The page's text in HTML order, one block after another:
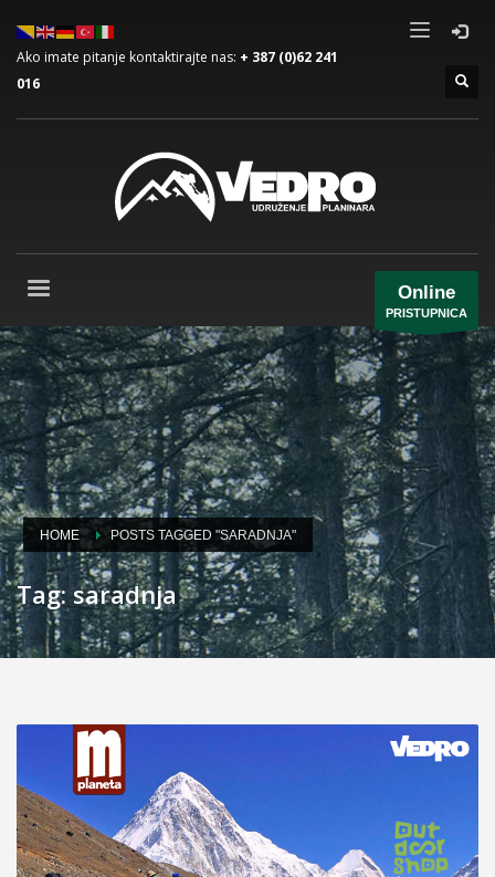
Ako imate pitanje kontaktirajte nas: + 387 (0)62 241
016
Online
PRISTUPNICA
HOME POSTS TAGGED "SARADNJA"
Tag: saradnja